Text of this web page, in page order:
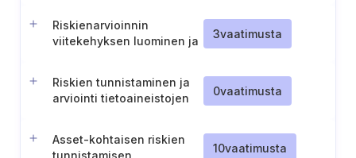
Riskienarvioinnin
viitekehyksen luominen ja
3vaatimusta
Riskien tunnistaminen ja
arviointi tietoaineistojen
0vaatimusta
Asset-kohtaisen riskien
tunnistamisen
10vaatimusta